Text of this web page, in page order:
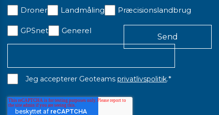
Droner Landmåling Præcisionslandbrug
GPSnet Generel
Jeg accepterer Geoteams privatlivspolitik.*